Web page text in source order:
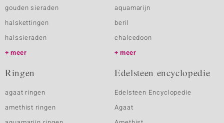
gouden sieraden
halskettingen
halssieraden
meer
aquamarijn
beril
chalcedoon
meer
Ringen
agaat ringen
amethist ringen
Edelsteen encyclopedie
Edelsteen Encyclopedie
Agaat